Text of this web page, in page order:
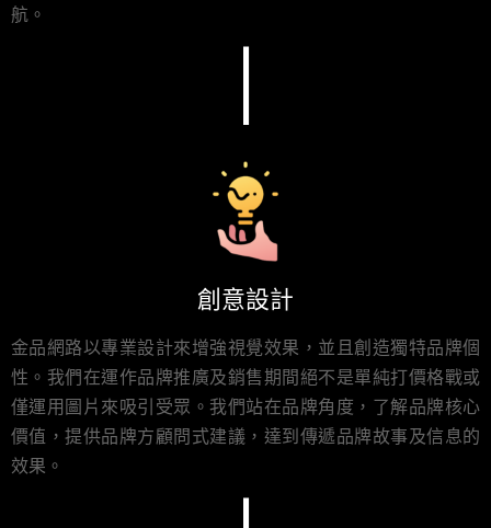
航。
I
創意設計
金品網路以專業設計來增強視覺效果，並且創造獨特品牌個
性。我們在運作品牌推廣及銷售期間絕不是單純打價格戰或
僅運用圖片來吸引受眾。我們站在品牌角度，了解品牌核心
價值，提供品牌方顧問式建議，達到傳遞品牌故事及信息的
效果。